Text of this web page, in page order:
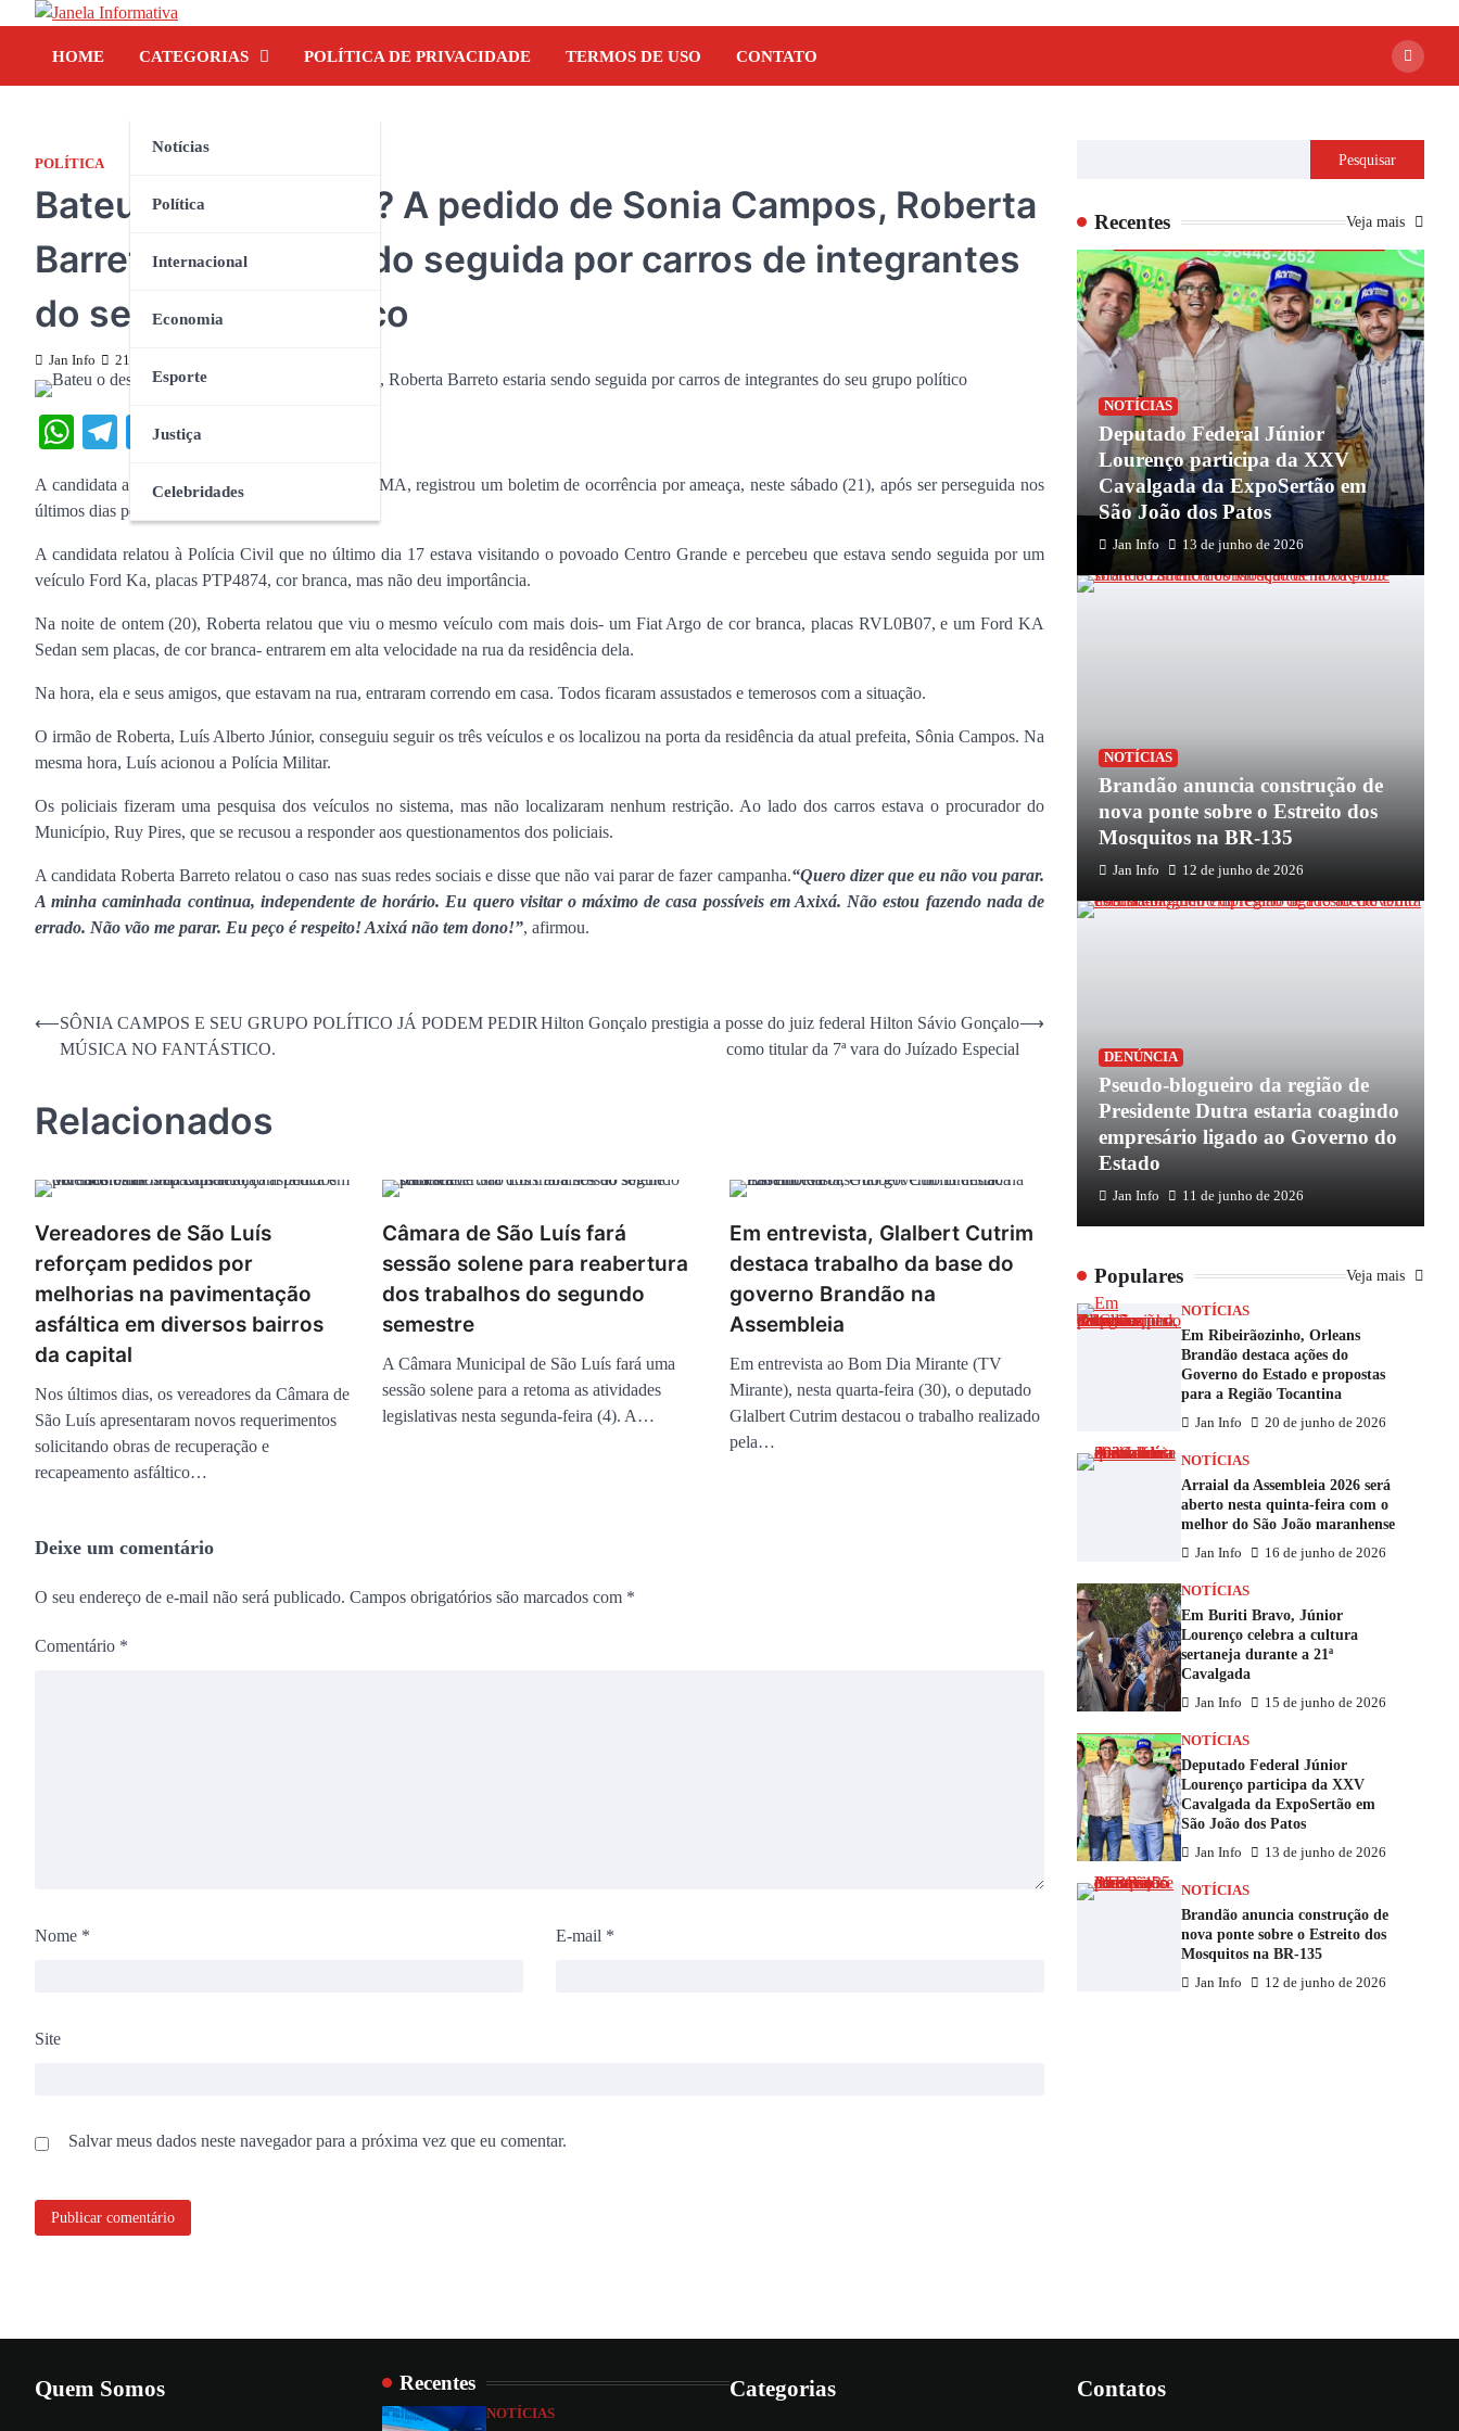
HOME CATEGORIAS
Notícias
Política
Internacional
Economia
Esporte
Justiça
Celebridades
POLÍTICA DE PRIVACIDADE TERMOS DE USO CONTATO
POLÍTICA
Bateu o desespero ? A pedido de Sonia Campos, Roberta
Barreto estaria sendo seguida por carros de integrantes
do seu grupo político
Jan Info 21 de setembro de 2024
WhatsApp
Telegram
Twitter
A candidata a prefeita Roberta Barreto, de Axixá-MA, registrou um boletim de ocorrência por ameaça, neste sábado (21), após ser perseguida nos
últimos dias por veículos na cidade.
A candidata relatou à Polícia Civil que no último dia 17 estava visitando o povoado Centro Grande e percebeu que estava sendo seguida por um
veículo Ford Ka, placas PTP4874, cor branca, mas não deu importância.
Na noite de ontem (20), Roberta relatou que viu o mesmo veículo com mais dois- um Fiat Argo de cor branca, placas RVL0B07, e um Ford KA
Sedan sem placas, de cor branca- entrarem em alta velocidade na rua da residência dela.
Na hora, ela e seus amigos, que estavam na rua, entraram correndo em casa. Todos ficaram assustados e temerosos com a situação.
O irmão de Roberta, Luís Alberto Júnior, conseguiu seguir os três veículos e os localizou na porta da residência da atual prefeita, Sônia Campos. Na
mesma hora, Luís acionou a Polícia Militar.
Os policiais fizeram uma pesquisa dos veículos no sistema, mas não localizaram nenhum restrição. Ao lado dos carros estava o procurador do
Município, Ruy Pires, que se recusou a responder aos questionamentos dos policiais.
A candidata Roberta Barreto relatou o caso nas suas redes sociais e disse que não vai parar de fazer campanha.“Quero dizer que eu não vou parar.
A minha caminhada continua, independente de horário. Eu quero visitar o máximo de casa possíveis em Axixá. Não estou fazendo nada de
errado. Não vão me parar. Eu peço é respeito! Axixá não tem dono!”, afirmou.
Navegação
⟵SÔNIA CAMPOS E SEU GRUPO POLÍTICO JÁ PODEM PEDIR
MÚSICA NO FANTÁSTICO.
Hilton Gonçalo prestigia a posse do juiz federal Hilton Sávio Gonçalo
como titular da 7ª vara do Juízado Especial
⟶
Relacionados
Vereadores de São Luís
reforçam pedidos por
melhorias na pavimentação
asfáltica em diversos bairros
da capital
Nos últimos dias, os vereadores da Câmara de
São Luís apresentaram novos requerimentos
solicitando obras de recuperação e
recapeamento asfáltico…
Câmara de São Luís fará
sessão solene para reabertura
dos trabalhos do segundo
semestre
A Câmara Municipal de São Luís fará uma
sessão solene para a retoma as atividades
legislativas nesta segunda-feira (4). A…
Em entrevista, Glalbert Cutrim
destaca trabalho da base do
governo Brandão na
Assembleia
Em entrevista ao Bom Dia Mirante (TV
Mirante), nesta quarta-feira (30), o deputado
Glalbert Cutrim destacou o trabalho realizado
pela…
Deixe um comentário
O seu endereço de e-mail não será publicado. Campos obrigatórios são marcados com *
Comentário *
Nome * E-mail *
Site
Salvar meus dados neste navegador para a próxima vez que eu comentar.
Pesquisar
Recentes Veja mais
NOTÍCIAS
Deputado Federal Júnior
Lourenço participa da XXV
Cavalgada da ExpoSertão em
São João dos Patos
Jan Info 13 de junho de 2026
NOTÍCIAS
Brandão anuncia construção de
nova ponte sobre o Estreito dos
Mosquitos na BR-135
Jan Info 12 de junho de 2026
DENÚNCIA
Pseudo-blogueiro da região de
Presidente Dutra estaria coagindo
empresário ligado ao Governo do
Estado
Jan Info 11 de junho de 2026
Populares Veja mais
NOTÍCIAS
Em Ribeirãozinho, Orleans
Brandão destaca ações do
Governo do Estado e propostas
para a Região Tocantina
Jan Info 20 de junho de 2026
NOTÍCIAS
Arraial da Assembleia 2026 será
aberto nesta quinta-feira com o
melhor do São João maranhense
Jan Info 16 de junho de 2026
NOTÍCIAS
Em Buriti Bravo, Júnior
Lourenço celebra a cultura
sertaneja durante a 21ª
Cavalgada
Jan Info 15 de junho de 2026
NOTÍCIAS
Deputado Federal Júnior
Lourenço participa da XXV
Cavalgada da ExpoSertão em
São João dos Patos
Jan Info 13 de junho de 2026
NOTÍCIAS
Brandão anuncia construção de
nova ponte sobre o Estreito dos
Mosquitos na BR-135
Jan Info 12 de junho de 2026
Quem Somos Recentes
NOTÍCIAS
Categorias Contatos